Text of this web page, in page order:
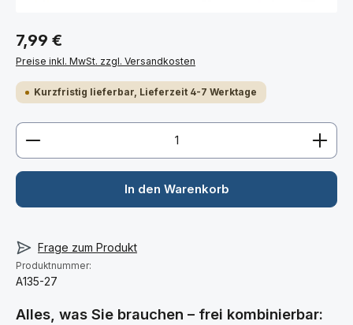
7,99 €
Preise inkl. MwSt. zzgl. Versandkosten
Kurzfristig lieferbar, Lieferzeit 4-7 Werktage
Produkt Anzahl: Gib den gewünschten Wert ein
In den Warenkorb
Frage zum Produkt
Produktnummer:
A135-27
Alles, was Sie brauchen – frei kombinierbar: